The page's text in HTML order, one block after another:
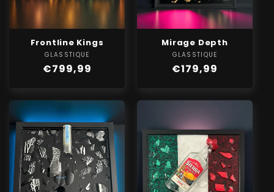
Frontline Kings
Verkoper:
GLASSTIQUE
Normale
€799,99
Mirage Depth
Verkoper:
GLASSTIQUE
Normale
€179,99